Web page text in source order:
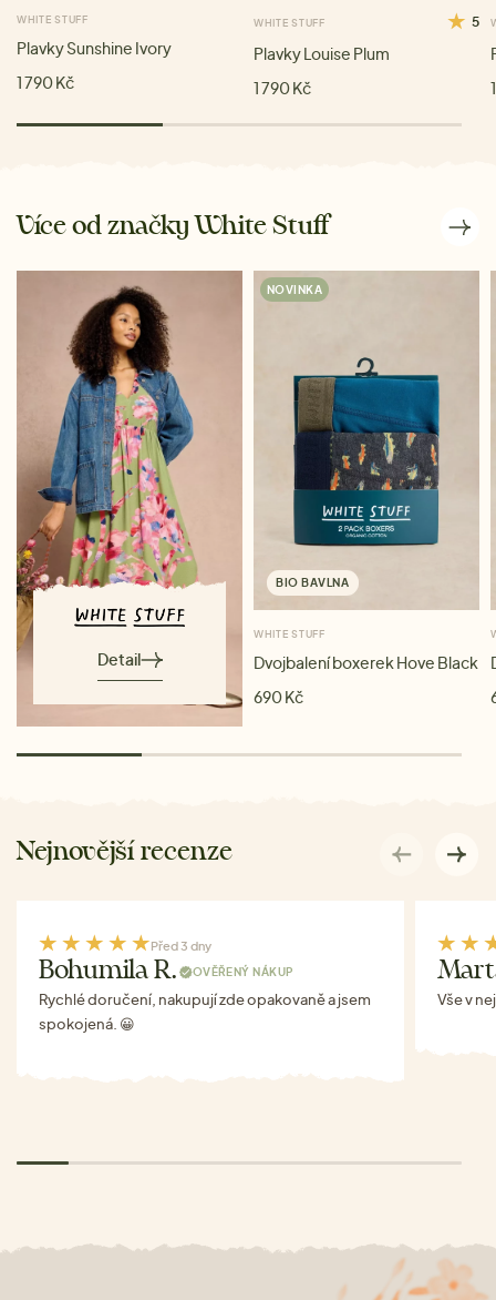
WHITE STUFF
Plavky Sunshine Ivory
1 790 Kč
WHITE STUFF 5
Plavky Louise Plum
1 790 Kč
Více od značky White Stuff
Detail
NOVINKA
BIO BAVLNA
WHITE STUFF
Dvojbalení boxerek Hove Black
690 Kč
Nejnovější recenze
Před 3 dny
Bohumila R. OVĚŘENÝ NÁKUP
Rychlé doručení, nakupují zde opakovaně a jsem
spokojená. 😀
Vše v